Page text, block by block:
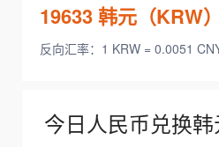
19633韩元（KRW）
反向汇率：1 KRW = 0.0051
今日人民币兑换韩